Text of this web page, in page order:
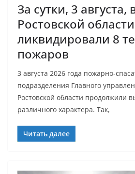
За сутки, 3 августа,
Ростовской области
ликвидировали 8
пожаров
3 августа 2026 года пожарно-
подразделения Главного
Ростовской области продолжили
различного характера. Так,
Читать далее